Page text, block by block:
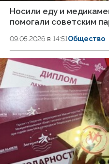
Носили еду и
помогали советским
09.05.2026 в 14:51Общество